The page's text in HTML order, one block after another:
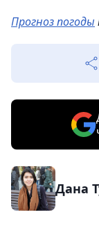
Прогноз погоды
Дана